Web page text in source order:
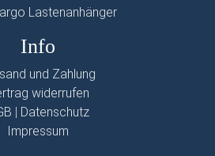
Lastenanhänger
Info
und Zahlung
widerrufen
Datenschutz
Impressum